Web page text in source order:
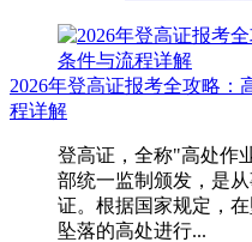
2026年登高证报考全攻略：
程详解
登高证，全称"高处作
部统一监制颁发，是
证。根据国家规定，
坠落的高处进行...